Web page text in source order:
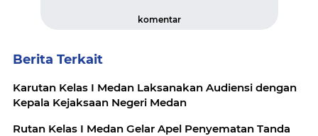
komentar
Berita Terkait
Karutan Kelas I Medan Laksanakan Audiensi dengan
Kepala Kejaksaan Negeri Medan
Rutan Kelas I Medan Gelar Apel Penyematan Tanda